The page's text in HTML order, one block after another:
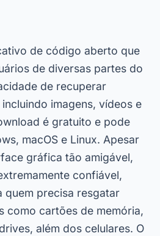
de código aberto que
de diversas partes do
de recuperar
imagens, vídeos e
é gratuito e pode
macOS e Linux. Apesar
gráfica tão amigável,
confiável,
quem precisa resgatar
como cartões de memória,
além dos celulares. O